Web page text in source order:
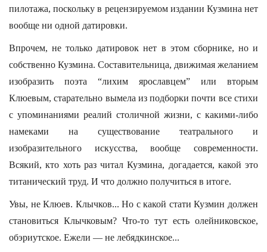
пилотажа, поскольку в рецензируемом издании Кузмина нет
вообще ни одной датировки.
Впрочем, не только датировок нет в этом сборнике, но и
собственно Кузмина. Составительница, движимая желанием
изобразить поэта “лихим ярославцем” или вторым
Клюевым, старательно вымела из подборки почти все стихи
с упоминаниями реалий столичной жизни, с какими-либо
намеками на существование театрального и
изобразительного искусства, вообще современности.
Всякий, кто хоть раз читал Кузмина, догадается, какой это
титанический труд. И что должно получиться в итоге.
Увы, не Клюев. Клычков... Но с какой стати Кузмин должен
становиться Клычковым? Что-то тут есть олейниковское,
обэриутское. Ежели — не лебядкинское...